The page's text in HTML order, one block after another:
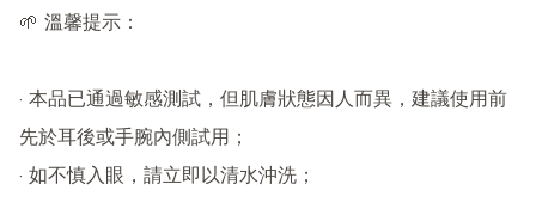
🌱 溫馨提示：
· 本品已通過敏感測試，但肌膚狀態因人而異，建議使用前
先於耳後或手腕內側試用；
· 如不慎入眼，請立即以清水沖洗；